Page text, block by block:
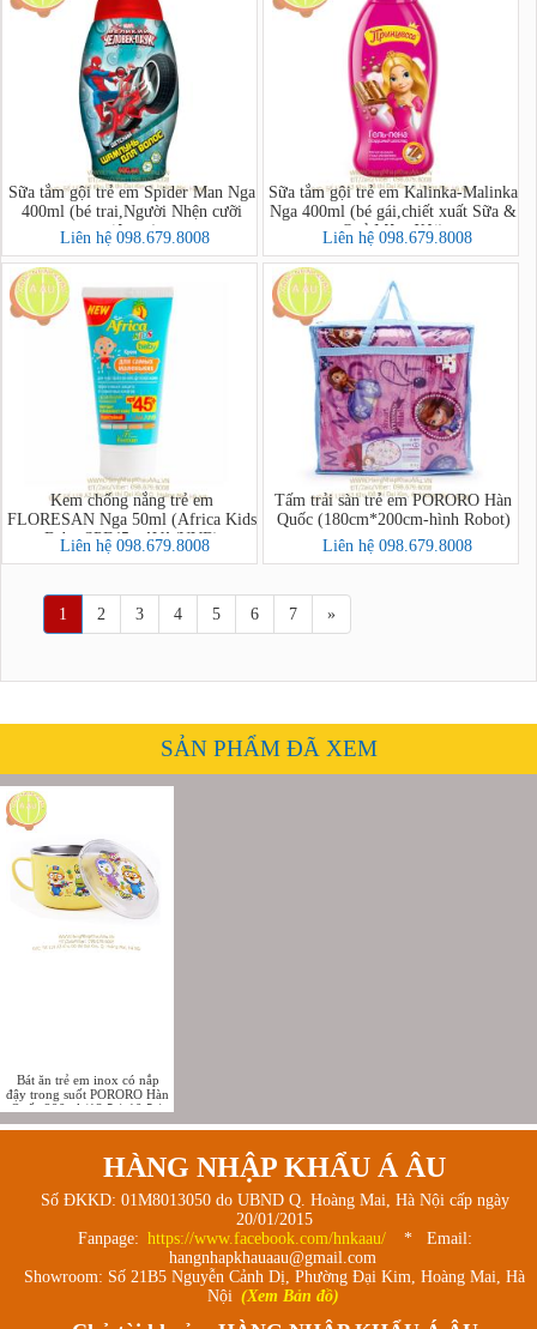
Sữa tắm gội trẻ em Spider Man Nga
400ml (bé trai,Người Nhện cưỡi
siêu xe)
Liên hệ 098.679.8008
Sữa tắm gội trẻ em Kalinka-Malinka
Nga 400ml (bé gái,chiết xuất Sữa &
Quả Mâm Xôi)
Liên hệ 098.679.8008
Kem chống nắng trẻ em
FLORESAN Nga 50ml (Africa Kids
Baby SPF45+ AVA/UVB)
Liên hệ 098.679.8008
Tấm trải sàn trẻ em PORORO Hàn
Quốc (180cm*200cm-hình Robot)
Liên hệ 098.679.8008
1 2 3 4 5 6 7 »
SẢN PHẨM ĐÃ XEM
Bát ăn trẻ em inox có nắp
đậy trong suốt PORORO Hàn
Quốc 290ml (13.5 * 10.5 *
5.2cm)
HÀNG NHẬP KHẨU Á ÂU
Số ĐKKD: 01M8013050 do UBND Q. Hoàng Mai, Hà Nội cấp ngày
20/01/2015
Fanpage: https://www.facebook.com/hnkaau/
* Email:
hangnhapkhauaau@gmail.com
Showroom: Số 21B5 Nguyễn Cảnh Dị, Phường Đại Kim, Hoàng Mai, Hà
Nội (Xem Bản đồ)